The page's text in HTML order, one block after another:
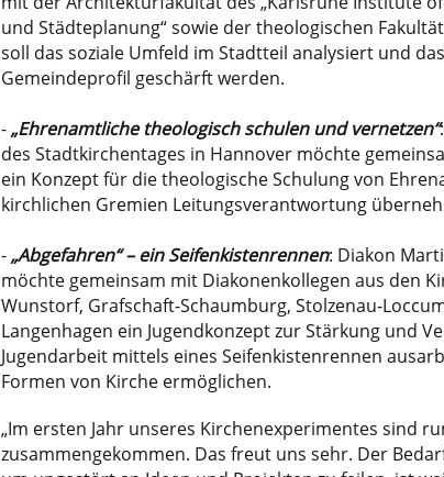
und Städteplanung“ sowie der theologischen
soll das soziale Umfeld im Stadtteil analysiert und
Gemeindeprofil geschärft werden.
-„Ehrenamtliche theologisch schulen und vernetzen“
des Stadtkirchentages in Hannover möchte
ein Konzept für die theologische Schulung von
kirchlichen Gremien Leitungsverantwortung
-„Abgefahren“ – ein Seifenkistenrennen: Diakon
möchte gemeinsam mit Diakonenkollegen aus den
Wunstorf, Grafschaft-Schaumburg, Stolzenau-
Langenhagen ein Jugendkonzept zur Stärkung und
Jugendarbeit mittels eines Seifenkistenrennen
Formen von Kirche ermöglichen.
„Im ersten Jahr unseres Kirchenexperimentes sind
zusammengekommen. Das freut uns sehr. Der